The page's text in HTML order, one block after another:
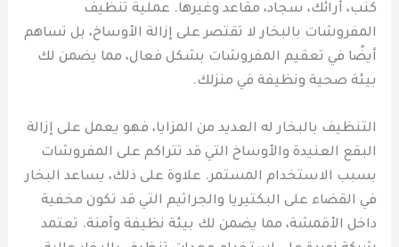
كنب، أرائك، سجاد، مقاعد وغيرها. عملية تنظيف
المفروشات بالبخار لا تقتصر على إزالة الأوساخ، بل تساهم
أيضًا في تعقيم المفروشات بشكل فعال، مما يضمن لك
بيئة صحية ونظيفة في منزلك.
التنظيف بالبخار له العديد من المزايا، فهو يعمل على إزالة
البقع العنيدة والأوساخ التي قد تتراكم على المفروشات
بسبب الاستخدام المستمر. علاوة على ذلك، يساعد البخار
في القضاء على البكتيريا والجراثيم التي قد تكون مخفية
داخل الأقمشة، مما يضمن لك بيئة نظيفة وآمنة. تعتمد